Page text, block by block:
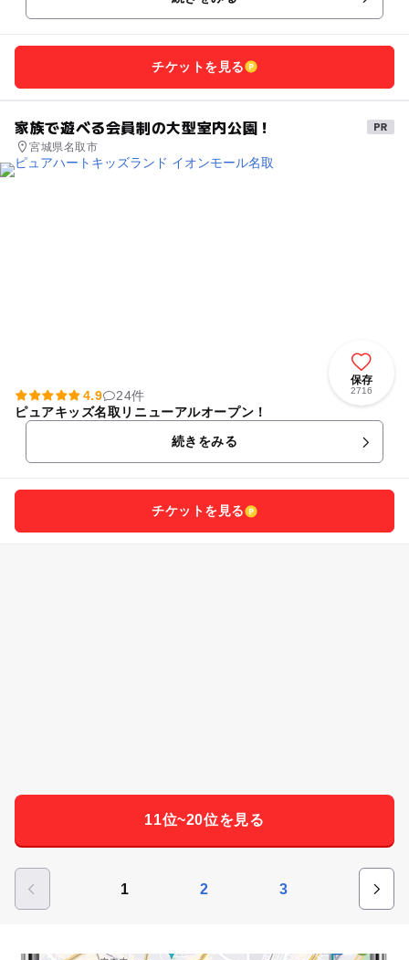
チケットを見る
家族で遊べる会員制の大型室内公園！
宮城県名取市
保存
2716
4.9
24件
ピュアキッズ名取リニューアルオープン！
続きをみる
チケットを見る
11位~20位を見る
1 2 3